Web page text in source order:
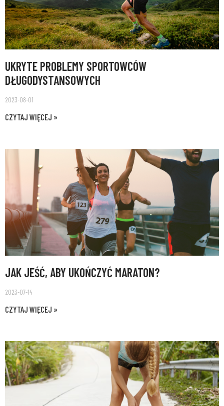
UKRYTE PROBLEMY SPORTOWCÓW
DŁUGODYSTANSOWYCH
2023-08-01
CZYTAJ WIĘCEJ »
JAK JEŚĆ, ABY UKOŃCZYĆ MARATON?
2023-07-14
CZYTAJ WIĘCEJ »